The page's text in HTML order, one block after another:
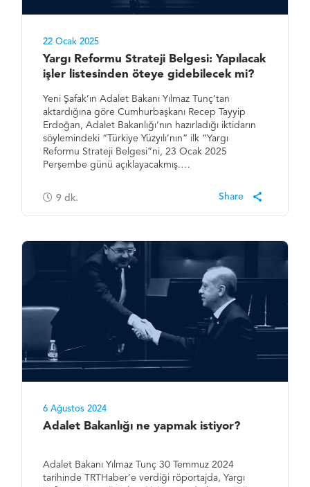
22 Ocak 2025
Yargı Reformu Strateji Belgesi: Yapılacak
işler listesinden öteye gidebilecek mi?
Yeni Şafak’ın Adalet Bakanı Yılmaz Tunç’tan
aktardığına göre Cumhurbaşkanı Recep Tayyip
Erdoğan, Adalet Bakanlığı’nın hazırladığı iktidarın
söylemindeki “Türkiye Yüzyılı’nın” ilk “Yargı
Reformu Strateji Belgesi”ni, 23 Ocak 2025
Perşembe günü açıklayacakmış.…
9 dk.
6 Ağustos 2024
Adalet Bakanlığı ne yapmak istiyor?
Adalet Bakanı Yılmaz Tunç 30 Temmuz 2024
tarihinde TRTHaber’e verdiği röportajda, Yargı